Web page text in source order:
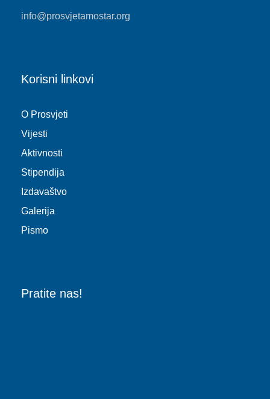
info@prosvjetamostar.org
Korisni linkovi
O Prosvjeti
Vijesti
Aktivnosti
Stipendija
Izdavaštvo
Galerija
Pismo
Pratite nas!